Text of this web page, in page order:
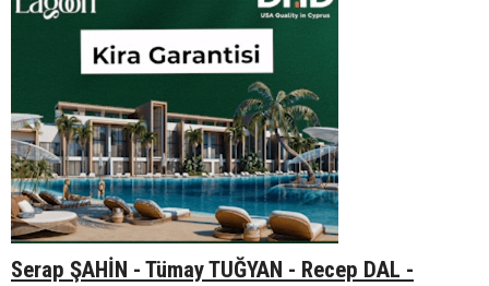
Serap ŞAHİN - Tümay TUĞYAN - Recep DAL -